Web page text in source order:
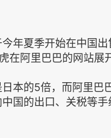
年夏季开始在中国
在阿里巴巴的网站展
的5倍，而阿里巴
国的出口、关税等手